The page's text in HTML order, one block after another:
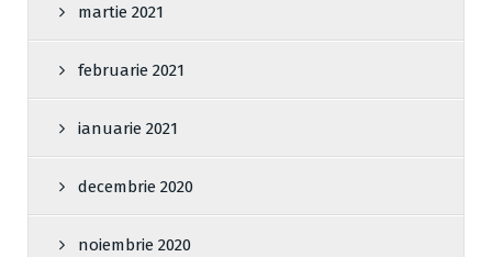
martie 2021
februarie 2021
ianuarie 2021
decembrie 2020
noiembrie 2020